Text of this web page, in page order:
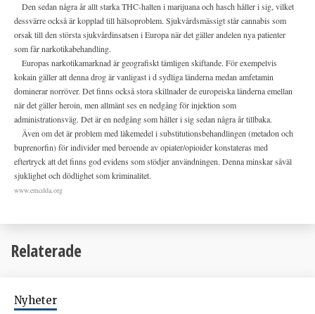
Den sedan några år allt starka THC-halten i marijuana och hasch håller i sig, vilket
dessvärre också är kopplad till hälsoproblem. Sjukvårdsmässigt står cannabis som
orsak till den största sjukvårdinsatsen i Europa när det gäller andelen nya patienter
som får narkotikabehandling.
Europas narkotikamarknad är geografiskt tämligen skiftande. För exempelvis
kokain gäller att denna drog är vanligast i d sydliga länderna medan amfetamin
dominerar norröver. Det finns också stora skillnader de europeiska länderna emellan
när det gäller heroin, men allmänt ses en nedgång för injektion som
administrationsväg. Det är en nedgång som håller i sig sedan några år tillbaka.
Även om det är problem med läkemedel i substitutionsbehandlingen (metadon och
buprenorfin) för individer med beroende av opiater/opioider konstateras med
eftertryck att det finns god evidens som stödjer användningen. Denna minskar såväl
sjuklighet och dödlighet som kriminalitet.
www.emcdda.org
Relaterade
Nyheter